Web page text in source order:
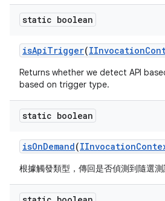
static boolean
isApiTrigger(IInvocation
Returns whether we detect API
based on trigger type.
static boolean
isOnDemand(IInvocation
根據觸發類型，傳回是否偵測到隨選測